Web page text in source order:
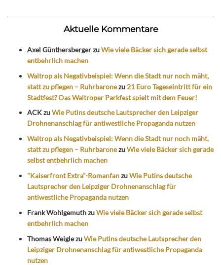
Aktuelle Kommentare
Axel GünthersbergerzuWie viele Bäcker sich gerade selbst
entbehrlich machen
Waltrop als Negativbeispiel: Wenn die Stadt nur noch mäht,
statt zu pflegen – Ruhrbaronezu 21 Euro Tageseintritt für ein
Stadtfest? Das Waltroper Parkfest spielt mit dem Feuer!
ACKzuWie Putins deutsche Lautsprecher den Leipziger
Drohnenanschlag für antiwestliche Propaganda nutzen
Waltrop als Negativbeispiel: Wenn die Stadt nur noch mäht,
statt zu pflegen – RuhrbaronezuWie viele Bäcker sich gerade
selbst entbehrlich machen
"Kaiserfront Extra"-RomanfanzuWie Putins deutsche
Lautsprecher den Leipziger Drohnenanschlag für
antiwestliche Propaganda nutzen
Frank WohlgemuthzuWie viele Bäcker sich gerade selbst
entbehrlich machen
Thomas WeiglezuWie Putins deutsche Lautsprecher den
Leipziger Drohnenanschlag für antiwestliche Propaganda
nutzen